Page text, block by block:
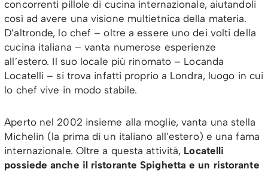
concorrenti pillole di cucina internazionale, aiutandoli
così ad avere una visione multietnica della materia.
D’altronde, lo chef – oltre a essere uno dei volti della
cucina italiana – vanta numerose esperienze
all’estero. Il suo locale più rinomato – Locanda
Locatelli – si trova infatti proprio a Londra, luogo in cui
lo chef vive in modo stabile.
Aperto nel 2002 insieme alla moglie, vanta una stella
Michelin (la prima di un italiano all’estero) e una fama
internazionale. Oltre a questa attività, Locatelli
possiede anche il ristorante Spighetta e un ristorante